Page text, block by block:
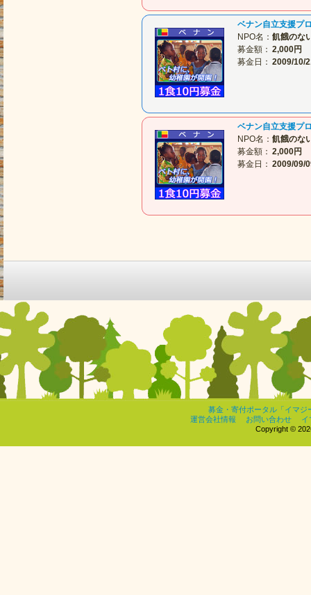
ベナン自立支援プ
NPO名： 飢餓のな
募金額： 2,000円
募金日： 2009/10/
ベナン自立支援プ
NPO名： 飢餓のな
募金額： 2,000円
募金日： 2009/09/
募金・寄付ポータル「イマジ
運営会社情報
お問い合わせ
イ
Copyright ©